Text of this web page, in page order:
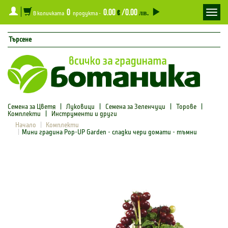
В количката 0 продукта - 0.00€/0.00лв.
Семена за Цветя |Луковици Семена за Зеленчуци Торове
Комплекти
Инструменти и други
Начало
Комплекти
Мини градина Pop-UP Garden - сладки чери домати - тъмни